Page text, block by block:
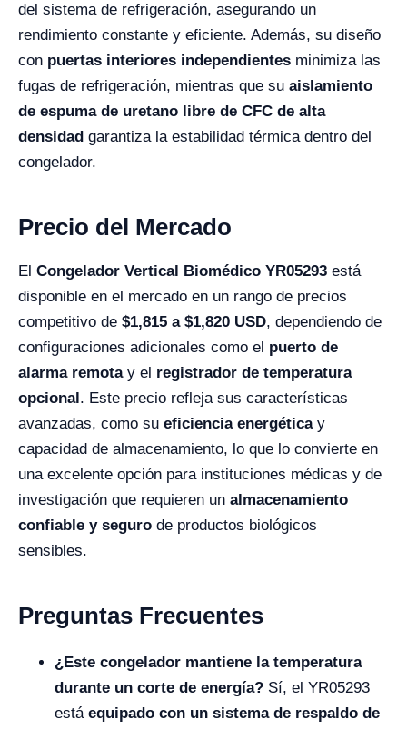
del sistema de refrigeración, asegurando un
rendimiento constante y eficiente. Además, su diseño
con puertas interiores independientes minimiza las
fugas de refrigeración, mientras que su aislamiento
de espuma de uretano libre de CFC de alta
densidad garantiza la estabilidad térmica dentro del
congelador.
Precio del Mercado
El Congelador Vertical Biomédico YR05293 está
disponible en el mercado en un rango de precios
competitivo de $1,815 a $1,820 USD, dependiendo de
configuraciones adicionales como el puerto de
alarma remotay el registrador de temperatura
opcional. Este precio refleja sus características
avanzadas, como su eficiencia energéticay
capacidad de almacenamiento, lo que lo convierte en
una excelente opción para instituciones médicas y de
investigación que requieren un almacenamiento
confiable y seguro de productos biológicos
sensibles.
Preguntas Frecuentes
¿Este congelador mantiene la temperatura
durante un corte de energía? Sí, el YR05293
está equipado con un sistema de respaldo de